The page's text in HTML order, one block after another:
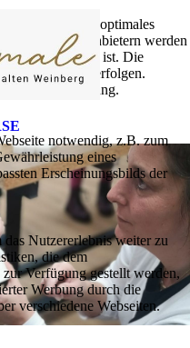
Besuchern ein optimales
von Drittanbietern werden
Option aktiviert ist. Die
Drittland erfolgen.
notwendig, z.B. zum
eines
Erscheinungsbilds der
Nutzererlebnis weiter zu
die dem
Verfügung gestellt werden,
Werbung durch die
verschiedene Webseiten.